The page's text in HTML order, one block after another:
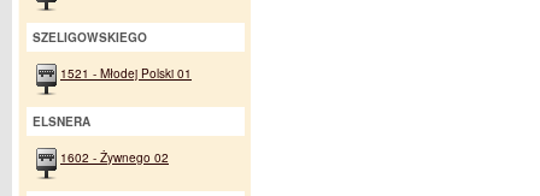
SZELIGOWSKIEGO
1521 - Młodej Polski 01
ELSNERA
1602 - Żywnego 02